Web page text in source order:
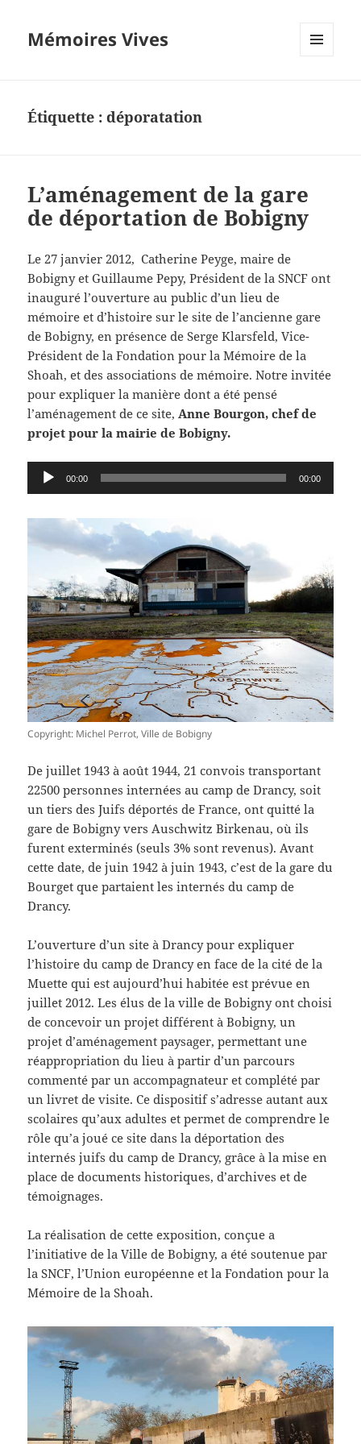
Mémoires Vives
Étiquette :déporatation
L’aménagement de la gare
de déportation de Bobigny
Le 27 janvier 2012, Catherine Peyge, maire de
Bobigny et Guillaume Pepy, Président de la SNCF ont
inauguré l’ouverture au public d’un lieu de
mémoire et d’histoire sur le site de l’ancienne gare
de Bobigny, en présence de Serge Klarsfeld, Vice-
Président de la Fondation pour la Mémoire de la
Shoah, et des associations de mémoire. Notre invitée
pour expliquer la manière dont a été pensé
l’aménagement de ce site,Anne Bourgon, chef de
projet pour la mairie de Bobigny.
Lecteur
audio
00:00 00:00
Copyright: Michel Perrot, Ville de Bobigny
De juillet 1943 à août 1944, 21 convois transportant
22500 personnes internées au camp de Drancy, soit
un tiers des Juifs déportés de France, ont quitté la
gare de Bobigny vers Auschwitz Birkenau, où ils
furent exterminés (seuls 3% sont revenus). Avant
cette date, de juin 1942 à juin 1943, c’est de la gare du
Bourget que partaient les internés du camp de
Drancy.
L’ouverture d’un site à Drancy pour expliquer
l’histoire du camp de Drancy en face de la cité de la
Muette qui est aujourd’hui habitée est prévue en
juillet 2012. Les élus de la ville de Bobigny ont choisi
de concevoir un projet différent à Bobigny, un
projet d’aménagement paysager, permettant une
réappropriation du lieu à partir d’un parcours
commenté par un accompagnateur et complété par
un livret de visite. Ce dispositif s’adresse autant aux
scolaires qu’aux adultes et permet de comprendre le
rôle qu’a joué ce site dans la déportation des
internés juifs du camp de Drancy, grâce à la mise en
place de documents historiques, d’archives et de
témoignages.
La réalisation de cette exposition, conçue a
l’initiative de la Ville de Bobigny, a été soutenue par
la SNCF, l’Union européenne et la Fondation pour la
Mémoire de la Shoah.